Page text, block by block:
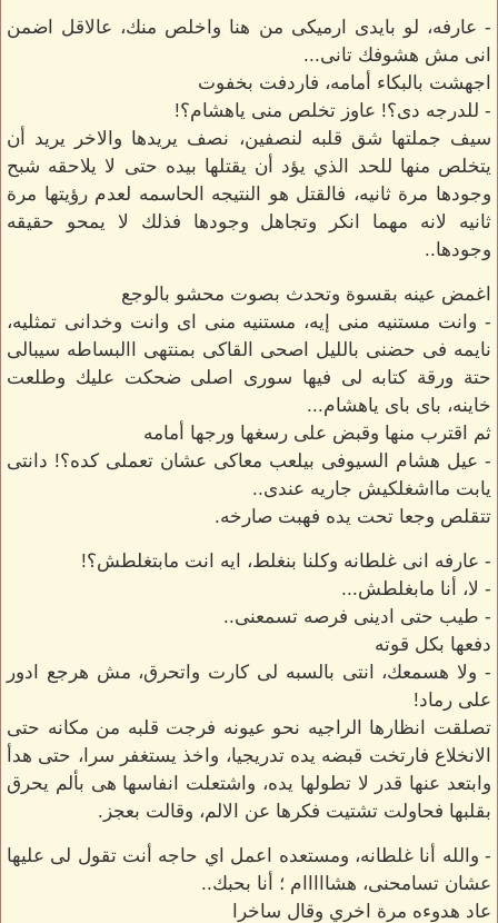
- عارفه، لو بايدى ارميكى من هنا واخلص منك، عالاقل اضمن
انى مش هشوفك تانى...
اجهشت بالبكاء أمامه، فاردفت بخفوت
- للدرجه دى؟! عاوز تخلص منى ياهشام؟!
سيف جملتها شق قلبه لنصفين، نصف يريدها والاخر يريد أن
يتخلص منها للحد الذي يؤد أن يقتلها بيده حتى لا يلاحقه شبح
وجودها مرة ثانيه، فالقتل هو النتيجه الحاسمه لعدم رؤيتها مرة
ثانيه لانه مهما انكر وتجاهل وجودها فذلك لا يمحو حقيقه
وجودها..
اغمض عينه بقسوة وتحدث بصوت محشو بالوجع
- وانت مستنيه منى إيه، مستنيه منى اى وانت وخدانى تمثليه،
نايمه فى حضنى بالليل اصحى القاكى بمنتهى االبساطه سيبالى
حتة ورقة كتابه لى فيها سورى اصلى ضحكت عليك وطلعت
خاينه، باى باى ياهشام...
ثم اقترب منها وقبض على رسغها ورجها أمامه
- عيل هشام السيوفى بيلعب معاكى عشان تعملى كده؟! دانتى
يابت مااشغلكيش جاريه عندى..
تتقلص وجعا تحت يده فهبت صارخه.
- عارفه انى غلطانه وكلنا بنغلط، ايه انت مابتغلطش؟!
- لا، أنا مابغلطش...
- طيب حتى ادينى فرصه تسمعنى..
دفعها بكل قوته
- ولا هسمعك، انتى بالسبه لى كارت واتحرق، مش هرجع ادور
على رماد!
تصلقت انظارها الراجيه نحو عيونه فرجت قلبه من مكانه حتى
الانخلاع فارتخت قبضه يده تدريجيا، واخذ يستغفر سرا، حتى هدأ
وابتعد عنها قدر لا تطولها يده، واشتعلت انفاسها هى بألم يحرق
بقلبها فحاولت تشتيت فكرها عن الالم، وقالت بعجز.
- والله أنا غلطانه، ومستعده اعمل اي حاجه أنت تقول لى عليها
عشان تسامحنى، هشااااام ؛ أنا بحبك..
عاد هدوءه مرة اخري وقال ساخرا